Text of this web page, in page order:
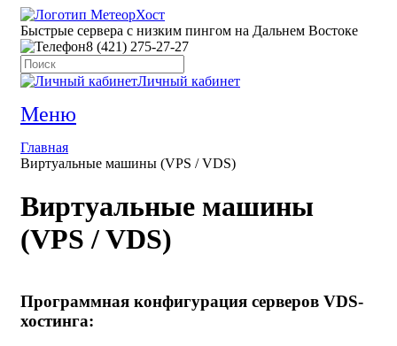
Быстрые сервера с низким пингом на Дальнем Востоке
8 (421) 275-27-27
Личный кабинет
Меню
Главная
Виртуальные машины (VPS / VDS)
Виртуальные машины
(VPS / VDS)
Программная конфигурация серверов VDS-
хостинга: